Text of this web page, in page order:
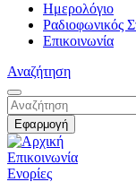
Ημερολόγιο
Ραδιοφωνικός
Επικοινωνία
Αναζήτηση
Επικοινωνία
Ενορίες